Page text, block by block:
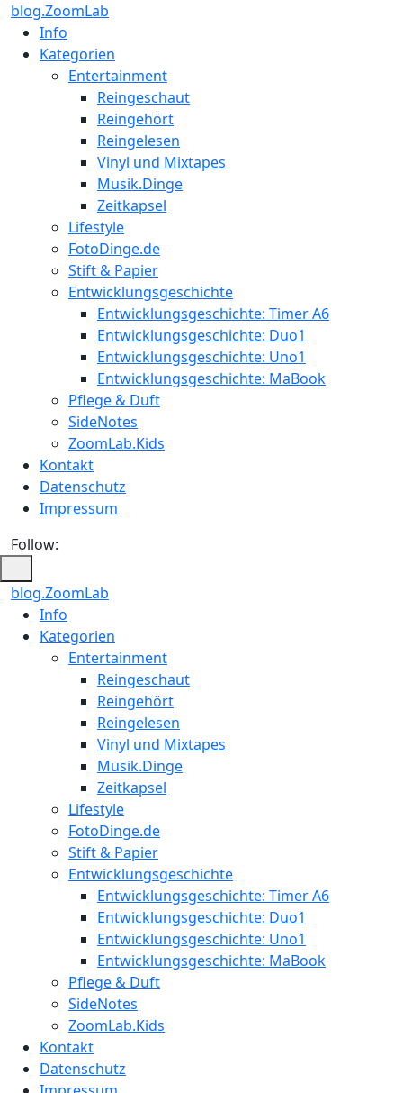
blog.ZoomLab
Info
Kategorien
Entertainment
Reingeschaut
Reingehört
Reingelesen
Vinyl und Mixtapes
Musik.Dinge
Zeitkapsel
Lifestyle
FotoDinge.de
Stift & Papier
Entwicklungsgeschichte
Entwicklungsgeschichte: Timer A6
Entwicklungsgeschichte: Duo1
Entwicklungsgeschichte: Uno1
Entwicklungsgeschichte: MaBook
Pflege & Duft
SideNotes
ZoomLab.Kids
Kontakt
Datenschutz
Impressum
Follow:
blog.ZoomLab
ZoomLab
//
Info
Kategorien
Entertainment
Reingeschaut
Reingehört
Reingelesen
Vinyl und Mixtapes
Musik.Dinge
Zeitkapsel
Lifestyle
FotoDinge.de
Stift & Papier
Entwicklungsgeschichte
Entwicklungsgeschichte: Timer A6
Entwicklungsgeschichte: Duo1
Entwicklungsgeschichte: Uno1
Entwicklungsgeschichte: MaBook
Pflege & Duft
SideNotes
ZoomLab.Kids
Kontakt
Datenschutz